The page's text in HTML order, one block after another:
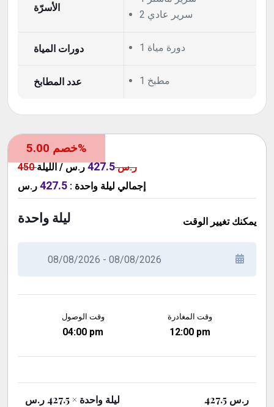
الأسرّة
2 سرير عادي
دورات المياة 1 دورة مياة
عدد المطابخ 1 مطبخ
خصم 5.00%
450 ر.س427.5 ر.س / الليلة
إجمالي ليلة واحدة :
427.5 ر.س
ليلة واحدة يمكنك تغيير الوقت
وقت الوصول
04:00 pm
وقت المغادرة
12:00 pm
ليلة واحدة × 427.5 ر.س 427.5 ر.س